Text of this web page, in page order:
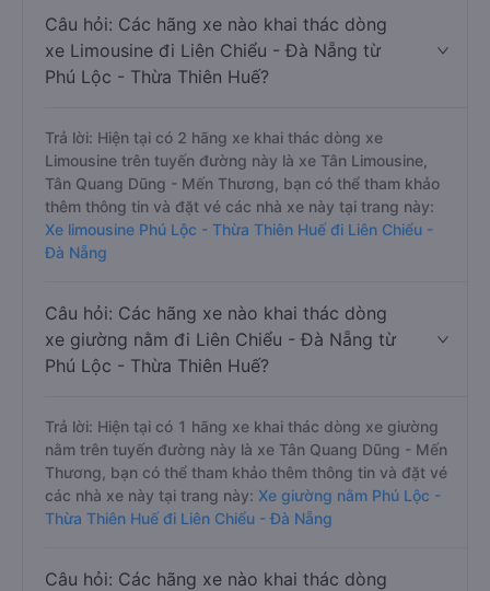
Câu hỏi: Các hãng xe nào khai thác dòng
xe Limousine đi Liên Chiểu - Đà Nẵng từ
Phú Lộc - Thừa Thiên Huế?
Trả lời: Hiện tại có 2 hãng xe khai thác dòng xe
Limousine trên tuyến đường này là xe Tân Limousine,
Tân Quang Dũng - Mến Thương, bạn có thể tham khảo
thêm thông tin và đặt vé các nhà xe này tại trang này:
Xe limousine Phú Lộc - Thừa Thiên Huế đi Liên Chiểu -
Đà Nẵng
Câu hỏi: Các hãng xe nào khai thác dòng
xe giường nằm đi Liên Chiểu - Đà Nẵng từ
Phú Lộc - Thừa Thiên Huế?
Trả lời: Hiện tại có 1 hãng xe khai thác dòng xe giường
nằm trên tuyến đường này là xe Tân Quang Dũng - Mến
Thương, bạn có thể tham khảo thêm thông tin và đặt vé
các nhà xe này tại trang này: Xe giường nằm Phú Lộc -
Thừa Thiên Huế đi Liên Chiểu - Đà Nẵng
Câu hỏi: Các hãng xe nào khai thác dòng